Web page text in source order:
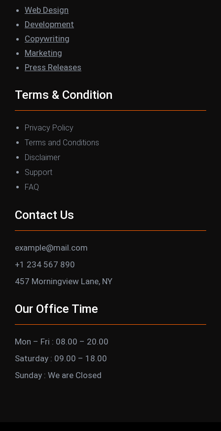
o
o
k
e
r
d
I
n
r
Web Design
Development
Copywriting
Marketing
Press Releases
Terms & Condition
Privacy Policy
Terms and Conditions
Disclaimer
Support
FAQ
Contact Us
example@mail.com
+1 234 567 890
457 Morningview Lane, NY
Our Office Time
Mon – Fri : 08.00 – 20.00
Saturday : 09.00 – 18.00
Sunday : We are Closed